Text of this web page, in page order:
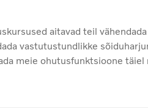
aitavad teil
vastutustundlikke
meie ohutusfunktsioone täiel